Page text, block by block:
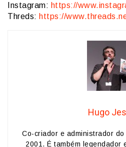
Instagram: https://
Threds: https://
Hugo
Co-criador e administrador
2001. É também legendador